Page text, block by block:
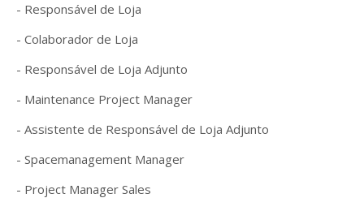
- Responsável de Loja
- Colaborador de Loja
- Responsável de Loja Adjunto
- Maintenance Project Manager
- Assistente de Responsável de Loja Adjunto
- Spacemanagement Manager
- Project Manager Sales